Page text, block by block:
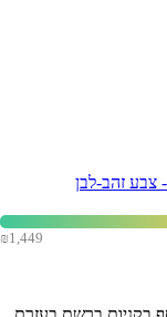
₪1,449